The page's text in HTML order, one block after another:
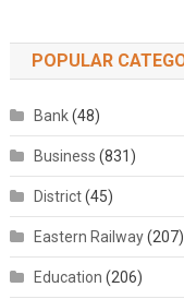
POPULAR
Bank(48)
Business (831)
District(45)
Eastern Railway(207)
Education (206)